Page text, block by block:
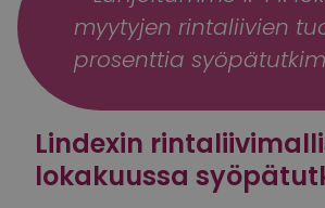
myytyjen rintaliivien
prosenttia
Lindexin
lokakuussa